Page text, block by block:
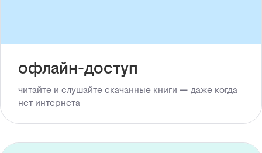
офлайн-доступ
читайте и слушайте скачанные книги — даже когда
нет интернета